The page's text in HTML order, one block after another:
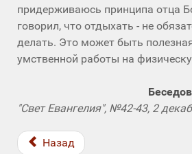
придерживаюсь принципа отца
говорил, что отдыхать - не
делать. Это может быть
умственной работы на
"Свет Евангелия", №42-43, 2
Назад